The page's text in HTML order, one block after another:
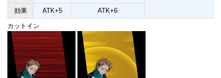
効果 ATK+5 ATK+6
カットイン